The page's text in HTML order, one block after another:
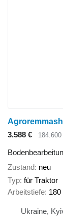
Agroremmash
3.588 €
184.600
Zustand neu
Typ für Traktor
Arbeitstiefe
Ukraine,